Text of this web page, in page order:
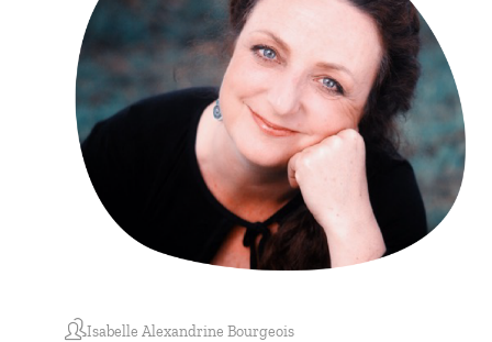
Isabelle Alexandrine Bourgeois